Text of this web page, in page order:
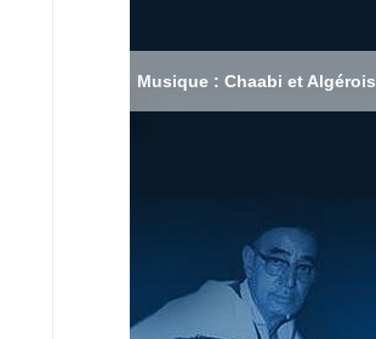
Musique : Chaabi et Algérois